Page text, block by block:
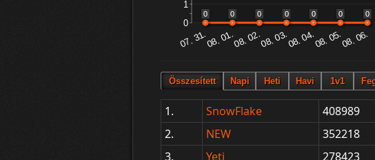
1. SnowFlake
408989
2.
NEW
352218
3.
Yeti
278423